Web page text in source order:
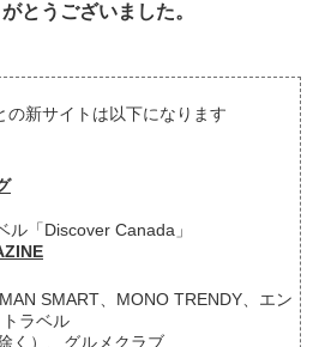
とうございました。
の新サイトは以下になります
ル「Discover Canada」
SMART、MONO TRENDY、エン
ラベル
く）、グルメクラブ